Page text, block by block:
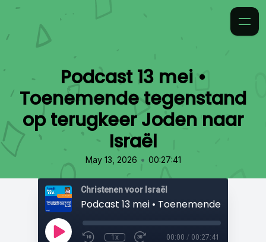
Podcast 13 mei •
Toenemende tegenstand
op terugkeer Joden naar
Israël
May 13, 2026 • 00:27:41
Christenen voor Israël
1x 00:00 / 00:27:41